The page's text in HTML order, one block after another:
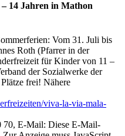
14 Jahren in Mathon
Vom 31. Juli bis
Roth (Pfarrer in der
für Kinder von 11 –
der Sozialwerke der
frei! Nähere
viva-la-via-mala-
70, E-Mail: Diese E-Mail-